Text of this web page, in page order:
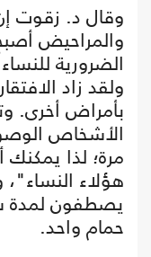
وقال د. زقوت
والمراحيض
الضرورية
ولقد زاد
بأمراض أخرى.
الأشخاص
مرة؛ لذا
هؤلاء
يصطفون لمدة
حمام واحد.